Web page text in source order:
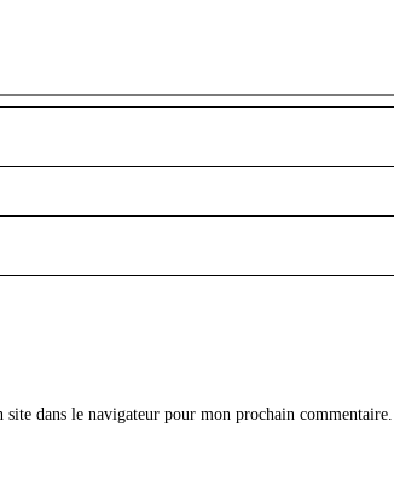
dans le navigateur pour mon prochain commentaire.